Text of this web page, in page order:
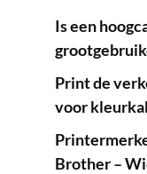
Is een
Print de
voor
Brother –